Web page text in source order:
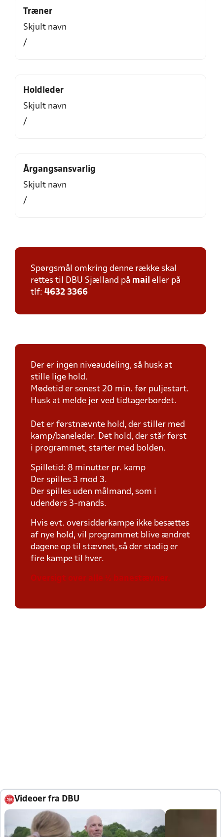
Træner
Skjult navn
/
Holdleder
Skjult navn
/
Årgangsansvarlig
Skjult navn
/
Spørgsmål omkring denne række skal
rettes til DBU Sjælland på mail eller på
tlf: 4632 3366
Der er ingen niveaudeling, så husk at
stille lige hold.
Mødetid er senest 20 min. før puljestart.
Husk at melde jer ved tidtagerbordet.
Det er førstnævnte hold, der stiller med
kamp/baneleder. Det hold, der står først
i programmet, starter med bolden.
Spilletid: 8 minutter pr. kamp
Der spilles 3 mod 3.
Der spilles uden målmand, som i
udendørs 3-mands.
Hvis evt. oversidderkampe ikke besættes
af nye hold, vil programmet blive ændret
dagene op til stævnet, så der stadig er
fire kampe til hver.
Oversigt over alle ½ banestævner.
Videoer fra DBU